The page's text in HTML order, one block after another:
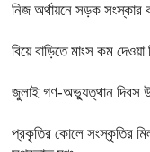
নিজ অর্থায়নে সড়ক সংস্কার
বিয়ে বাড়িতে মাংস কম
জুলাই গণ-অভ্যুত্থান দিবস
প্রকৃতির কোলে সংস্কৃতির